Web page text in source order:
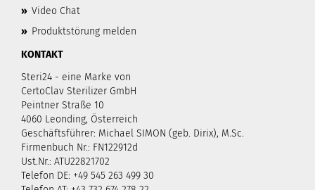
» Video Chat
» Produktstörung melden
KONTAKT
Steri24 - eine Marke von
CertoClav Sterilizer GmbH
Peintner Straße 10
4060 Leonding, Österreich
Geschäftsführer: Michael SIMON (geb. Dirix), M.Sc.
Firmenbuch Nr.: FN122912d
Ust.Nr.: ATU22821702
Telefon DE: +49 545 263 499 30